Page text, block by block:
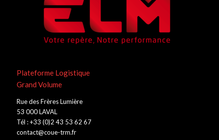
Plateforme Logistique
Grand Volume
Rue des Frères Lumière
53 000 LAVAL
Tél : +33 (0)2 43 53 62 67
contact@coue-trm.fr